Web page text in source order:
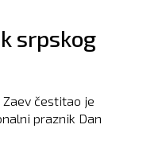
srpskog
čestitao je
praznik Dan